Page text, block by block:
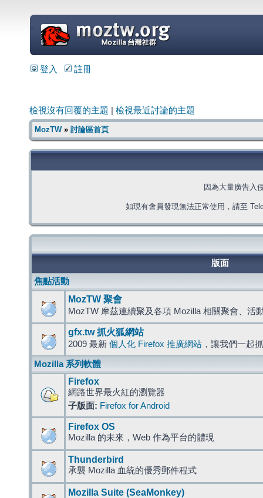
=
登入 註冊
檢視沒有回覆的主題 檢視最近討論的主題
MozTW» 討論區首頁
因為大量廣告入
如現有會員發現無法正常使用，請至
版面
焦點活動
MozTW 聚會
MozTW 摩茲連續聚及各項 Mozilla 相關聚會、活
gfx.tw 抓火狐網站
2009 最新 個人化 Firefox 推廣網站 ，讓我們一起
Mozilla 系列軟體
Firefox
網路世界最火紅的瀏覽器
子版面: Firefox for Android
Firefox OS
Mozilla 的未來，Web 作為平台的體現
Thunderbird
承襲 Mozilla 血統的優秀郵件程式
Mozilla Suite (SeaMonkey)